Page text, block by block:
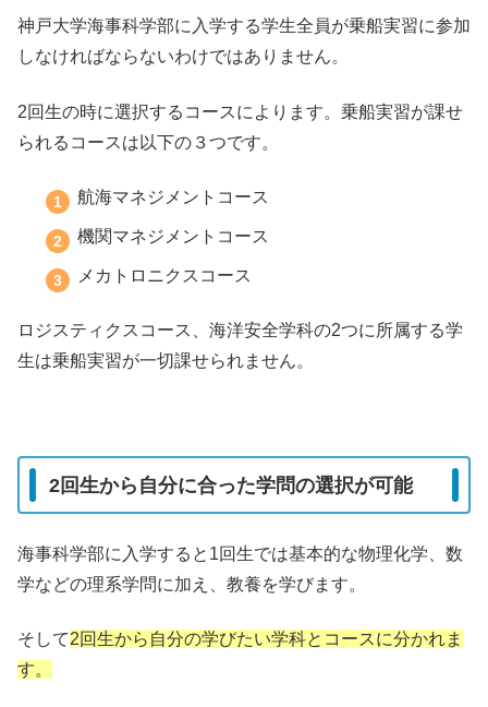
神戸大学海事科学部に入学する学生全員が乗船実習に参加
しなければならないわけではありません。
2回生の時に選択するコースによります。乗船実習が課せ
られるコースは以下の３つです。
航海マネジメントコース
機関マネジメントコース
メカトロニクスコース
ロジスティクスコース、海洋安全学科の2つに所属する学
生は乗船実習が一切課せられません。
2回生から自分に合った学問の選択が可能
海事科学部に入学すると1回生では基本的な物理化学、数
学などの理系学問に加え、教養を学びます。
そして2回生から自分の学びたい学科とコースに分かれま
す。